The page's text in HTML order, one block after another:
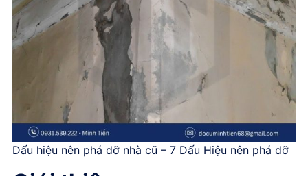
Dấu hiệu nên phá dỡ nhà cũ – 7 Dấu Hiệu nên phá dỡ